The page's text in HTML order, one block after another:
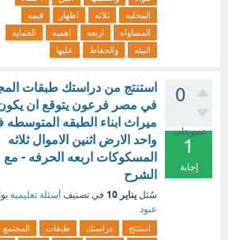
المحليه
ثلاثه اظهار
قيمه
المساواه
اربعه اهميه
الحمايه
البيئه
والحفاظ عليها
0
تصويتات
1
إجابة
استنتج من دراستك طبقات
في مصر فرعون يتوقع ان
ميراث ابناء الطبقه المتوسطه
واحد الارض اثنين الاموال ثلاثه
المسكوكات اربعه الحرفه - مع
الشرح
سُئل يناير 10 في تصنيف أسئلة تعليمية
عبود
استنتج دراستك طبقات
المجتمع